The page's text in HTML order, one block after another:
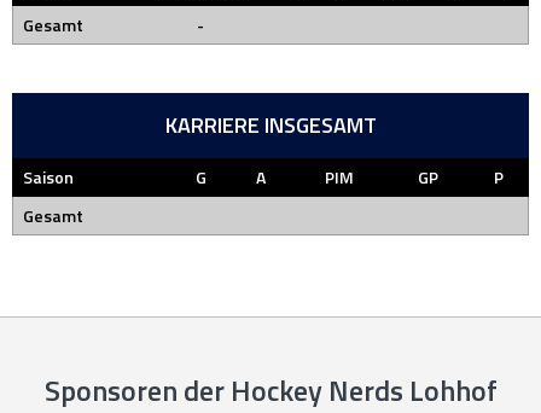
Gesamt
-
KARRIERE INSGESAMT
Saison G A PIM GP
P
Gesamt
Sponsoren der Hockey Nerds Lohhof